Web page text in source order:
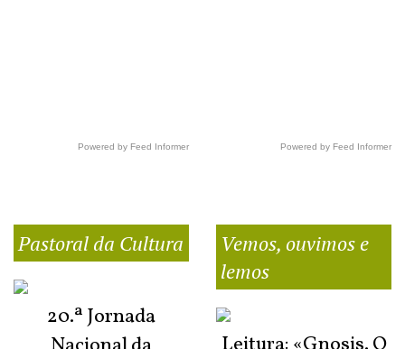
Powered by Feed Informer Powered by Feed Informer
Pastoral da Cultura
20.ª Jornada
Vemos, ouvimos e
lemos